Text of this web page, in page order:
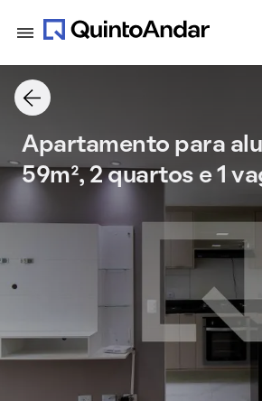
Apartamento para
59m², 2 quartos e 1